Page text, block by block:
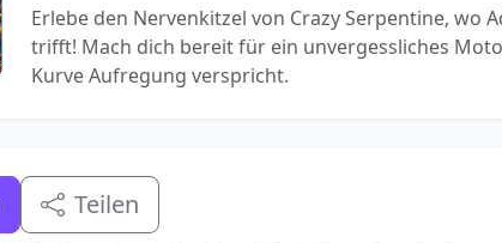
Erlebe den Nervenkitzel von Crazy Serpentine, wo
trifft! Mach dich bereit für ein unvergessliches
Kurve Aufregung verspricht.
Teilen